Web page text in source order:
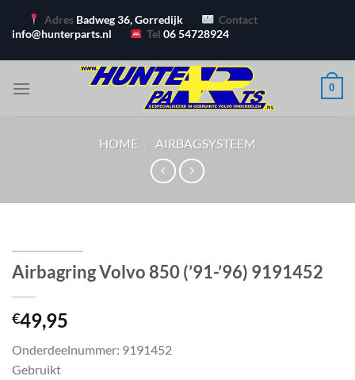
naar
Adres Badweg 36, Gorredijk
Contact
info@hunterparts.nl
Tel06 54728924
0
HOME / AIRBAGSYSTEEM
Airbagring Volvo 850 (’91-’96) 9191452
€49,95
Onderdeelnummer: 9191452
Gebruikt